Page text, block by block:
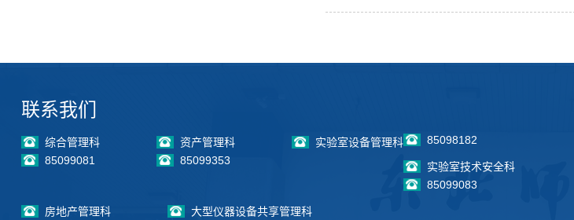
联系我们
综合管理科
85099081
资产管理科
85099353
实验室设备管理科 85098182
实验室技术安全科
85099083
房地产管理科 大型仪器设备共享管理科